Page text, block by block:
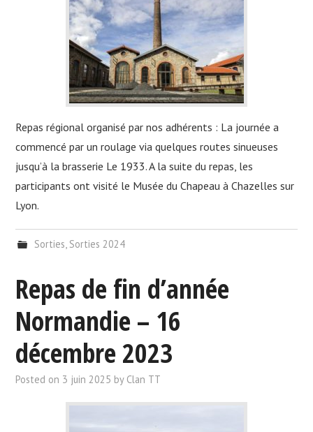
Repas régional organisé par nos adhérents : La journée a
commencé par un roulage via quelques routes sinueuses
jusqu’à la brasserie Le 1933. A la suite du repas, les
participants ont visité le Musée du Chapeau à Chazelles sur
Lyon.
Sorties, Sorties 2024
Repas de fin d’année
Normandie – 16
décembre 2023
Posted on 3 juin 2025 by Clan TT